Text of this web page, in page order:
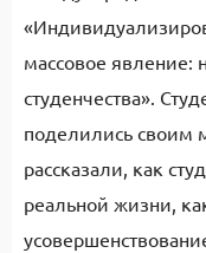
массовое явление:
студенчества».
поделились своим
рассказали, как
реальной жизни,